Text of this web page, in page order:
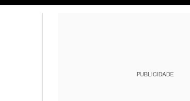
PUBLICIDADE